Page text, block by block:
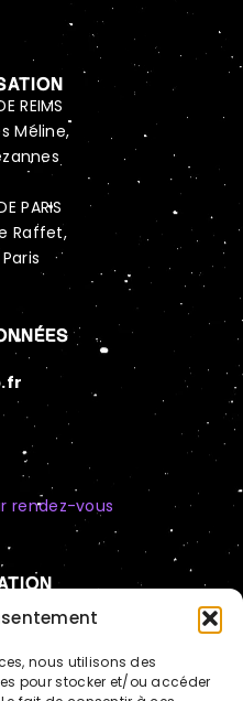
nous utilisons des
pour stocker et/ou accéder
REIMS
Méline,
PARIS
Raffet,
rendez-vous
IA